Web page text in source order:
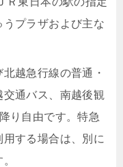
プラザおよび主な
越急行線の普通・
通バス、南越後観
り自由です。特急
用する場合は、別に